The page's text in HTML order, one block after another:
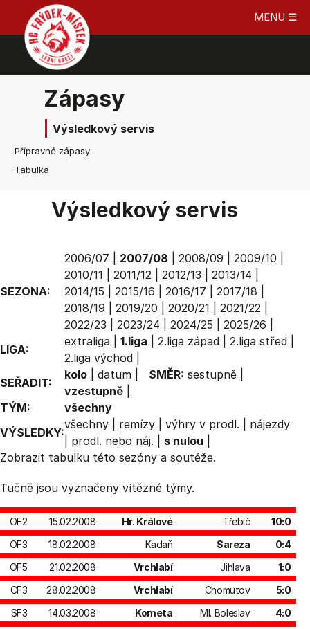
MENU ☰
Zápasy
Výsledkový servis
Přípravné zápasy
Tabulka
Výsledkový servis
SEZONA:
2006/07 2007/08 2008/09 2009/10
2010/11
2011/12 2012/13 2013/14
2014/15
2015/16 2016/17 2017/18
2018/19
2019/20 2020/21 2021/22
2022/23
2023/24 2024/25 2025/26
LIGA:
extraliga 1.liga 2.liga západ 2.liga střed
2.liga východ
SEŘADIT:
kolo datum SMĚR: sestupně
vzestupně
TÝM:
všechny
VÝSLEDKY:
všechny remízy výhry v prodl.
nájezdy
prodl. nebo náj. s nulou
Zobrazit tabulku této sezóny a soutěže.
Tučně jsou vyznačeny vítězné týmy.
OF2 15.02.2008 Hr. Králové Třebíč
10:0
OF3
18.02.2008 Kadaň Sareza
0:4
OF5
21.02.2008 Vrchlabí Jihlava
1:0
CF3
28.02.2008 Vrchlabí Chomutov
5:0
SF3
14.03.2008 Kometa Ml. Boleslav
4:0